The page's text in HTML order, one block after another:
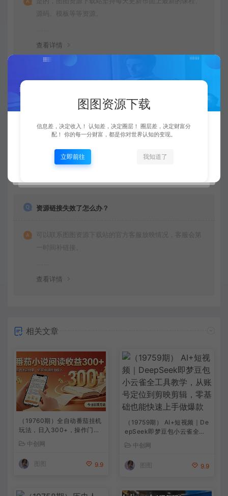
源码、模板等等资源。
查看详情
不接受退款申请。望周知。
查看详情
资源链接失效了怎么办？
可以联系图图资源下载站的官方客服放映情况，客服会第
一时间补链接。
查看详情
相关文章
（19760期）全自动番茄挂机
玩法，日入300+，操作门槛
中创网
9.9
（19759期） AI+短视频｜De
epSeek即梦豆包小云雀全工
辑，零基础也能快速上手做爆
款
中创网
图图 9.9
图图资源下载
信息差，决定收入！ 认知差，决定圈层！ 圈层差，决定财富分
配！ 你的每一分财富，都是你对世界认知的变现。
立即前往 我知道了